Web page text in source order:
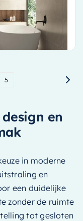
5
en
in moderne
en
een duidelijke
zonder de ruimte
tot gesloten